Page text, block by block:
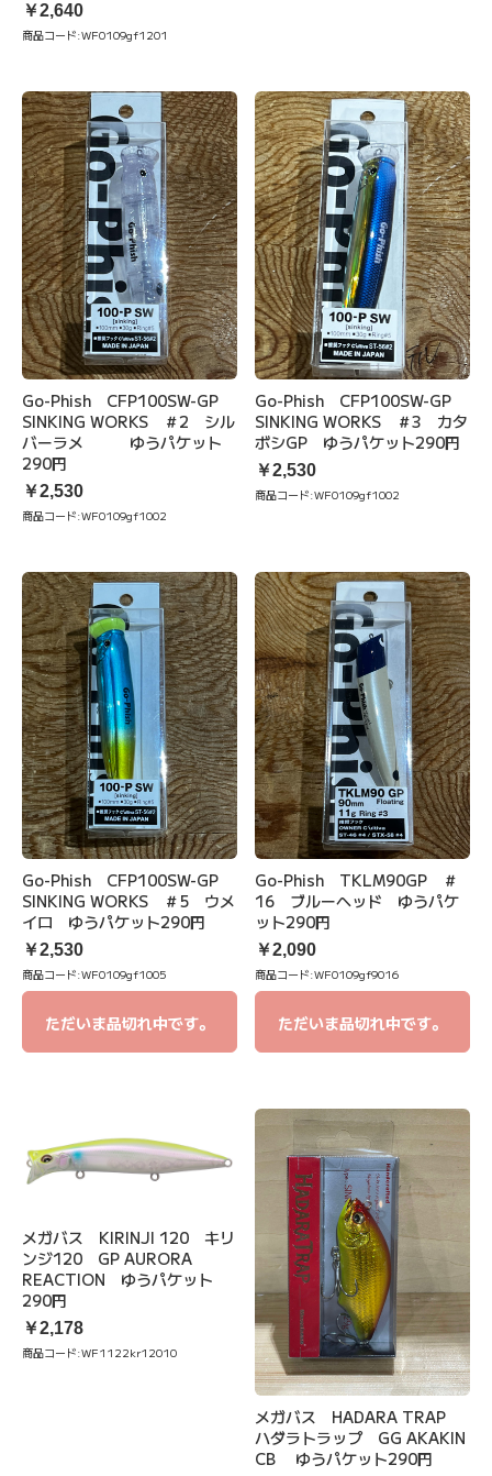
￥2,640
商品コード:WF0109gf1201
Go-Phish CFP100SW-GP
SINKING WORKS ＃2 シル
バーラメ ゆうパケット
290円
￥2,530
商品コード:WF0109gf1002
Go-Phish CFP100SW-GP
SINKING WORKS ＃3 カタ
ボシGP ゆうパケット290円
￥2,530
商品コード:WF0109gf1002
Go-Phish CFP100SW-GP
SINKING WORKS ＃5 ウメ
イロ ゆうパケット290円
￥2,530
商品コード:WF0109gf1005
ただいま品切れ中です。
Go-Phish TKLM90GP ＃
16 ブルーヘッド ゆうパケ
ット290円
￥2,090
商品コード:WF0109gf9016
ただいま品切れ中です。
メガバス KIRINJI 120 キリ
ンジ120 GP AURORA
REACTION ゆうパケット
290円
￥2,178
商品コード:WF1122kr12010
メガバス HADARA TRAP
ハダラトラップ GG AKAKIN
CB ゆうパケット290円